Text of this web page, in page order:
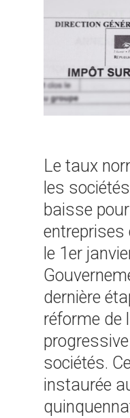
Le taux
les
baisse
entreprises
le 1er
dernière
réforme de
sociétés.
instaurée